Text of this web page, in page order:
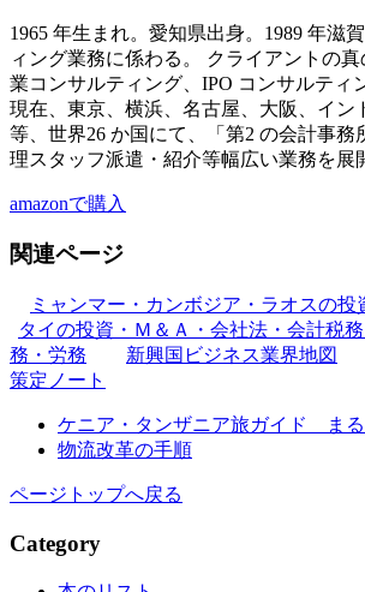
1965 年生まれ。愛知県出身。1989 年滋
ィング業務に係わる。 クライアントの
業コンサルティング、IPO コンサルティ
現在、東京、横浜、名古屋、大阪、イ
等、世界26 か国にて、「第2 の会計事
理スタッフ派遣・紹介等幅広い業務を展
amazonで購入
関連ページ
ミャンマー・カンボジア・ラオスの
タイの投資・Ｍ＆Ａ・会社法・会計税
務・労務
新興国ビジネス業界地図
策定ノート
ケニア・タンザニア旅ガイド ま
物流改革の手順
ページトップへ戻る
Category